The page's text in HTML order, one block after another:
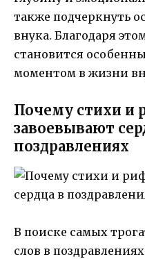
также подчеркнуть
внука. Благодаря
становится
моментом в жизни
Почему стихи и
завоевывают
поздравлениях
В поиске самых
слов в